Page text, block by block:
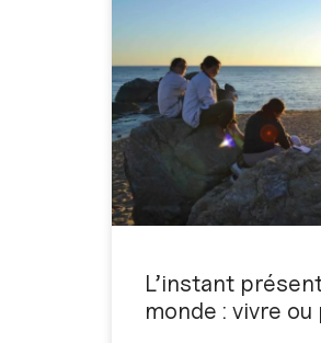
L’instant
monde : vivre